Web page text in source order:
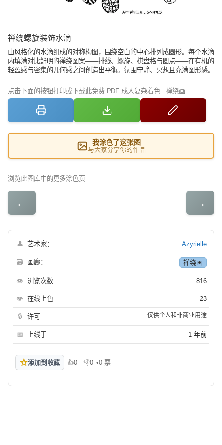
禅绕螺旋装饰水滴
由风格化的水滴组成的对称构图，围绕空白的中心排列成圆形。每个水滴
内填满对比鲜明的禅绕图案——排线、螺旋、棋盘格与圆点——在有机的
轻盈感与密集的几何感之间创造出平衡。氛围宁静、冥想且充满图形感。
点击下面的按钮打印或下载此免费 PDF 成人复杂着色 : 禅绕画
我涂色了这张图
与大家分享你的作品
浏览此图库中的更多涂色页
← →
👤 艺术家： Azyrielle
🗃 画廊： 禅绕画
👁 浏览次数 816
👁 在线上色 23
🔒 许可 仅供个人和非商业用途
📅 上线于 1 年前
☆添加到收藏 👍0
喜欢 👎0
不喜欢
•0 票